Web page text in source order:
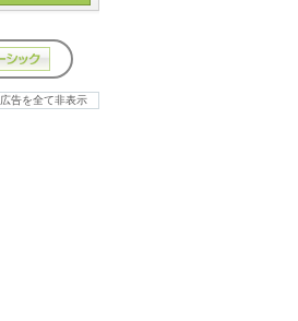
広告を全て非表示